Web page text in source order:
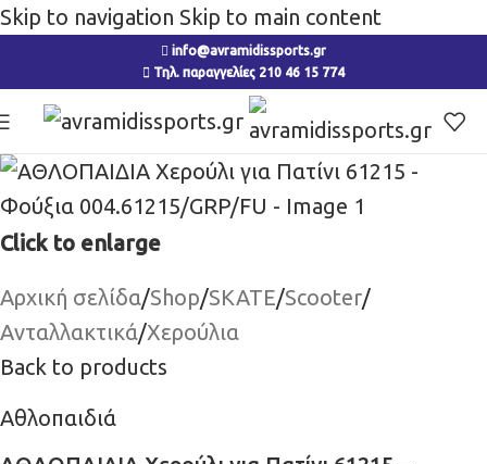
Skip to navigation Skip to main content
info@avramidissports.gr
Τηλ. παραγγελίες 210 46 15 774
Click to enlarge
Αρχική σελίδα/Shop/SKATE/Scooter/
Ανταλλακτικά/Χερούλια
Back to products
Αθλοπαιδιά